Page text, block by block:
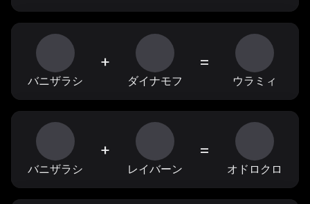
バニザラシ
+
ダイナモフ
=
ウラミィ
バニザラシ
+
レイバーン
=
オドロクロ